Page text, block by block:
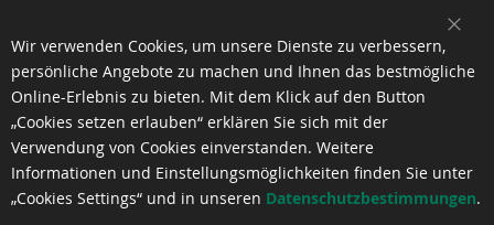
Wir verwenden Cookies, um unsere Dienste zu verbessern,
persönliche Angebote zu machen und Ihnen das bestmögliche
Online-Erlebnis zu bieten. Mit dem Klick auf den Button
„Cookies setzen erlauben“ erklären Sie sich mit der
Verwendung von Cookies einverstanden. Weitere
Informationen und Einstellungsmöglichkeiten finden Sie unter
„Cookies Settings“ und in unseren Datenschutzbestimmungen.